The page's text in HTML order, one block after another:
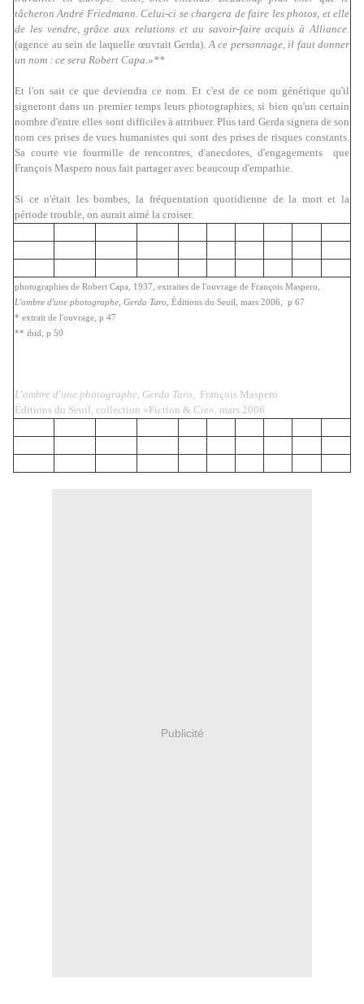
tâcheron André Friedmann. Celui-ci se chargera de faire les photos, et elle
de les vendre, grâce aux relations et au savoir-faire acquis à Alliance.
(agence au sein de laquelle œuvrait Gerda).A ce personnage, il faut donner
un nom : ce sera Robert Capa.»**
Et l'on sait ce que deviendra ce nom. Et c'est de ce nom générique qu'il
signeront dans un premier temps leurs photographies, si bien qu'un certain
nombre d'entre elles sont difficiles à attribuer. Plus tard Gerda signera de son
nom ces prises de vues humanistes qui sont des prises de risques constants.
Sa courte vie fourmille de rencontres, d'anecdotes, d'engagements que
François Maspero nous fait partager avec beaucoup d'empathie.
Si ce n'était les bombes, la fréquentation quotidienne de la mort et la
période trouble, on aurait aimé la croiser.
photographies de Robert Capa, 1937, extraites de l'ouvrage de François Maspero,
L'ombre d'une photographe, Gerda Taro , Éditions du Seuil, mars 2006, p 67
* extrait de l'ouvrage, p 47
** ibid, p 50
L'ombre d'une photographe, Gerda Taro, François Maspero
Éditions du Seuil, collection «Fiction & Cie», mars 2006
Publicité